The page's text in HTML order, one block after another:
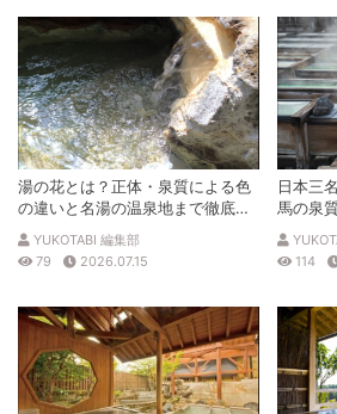
駐車場
無料（25台）
※冬の季節はチェーンやスタッドレ
をご用意ください。
電話番号
0967440021
※9:00～20:00
※ 掲載情報は変更になる場合があります。最新の
問合せください。
※ 料金情報は税込・税抜表記が混ざっております
湯の花とは？正体・泉質による色
の違いと名湯の温泉地まで徹底解
説
YUKOTABI 編集部
79
2026.07.15
日本三
馬の泉
徹底解説
114